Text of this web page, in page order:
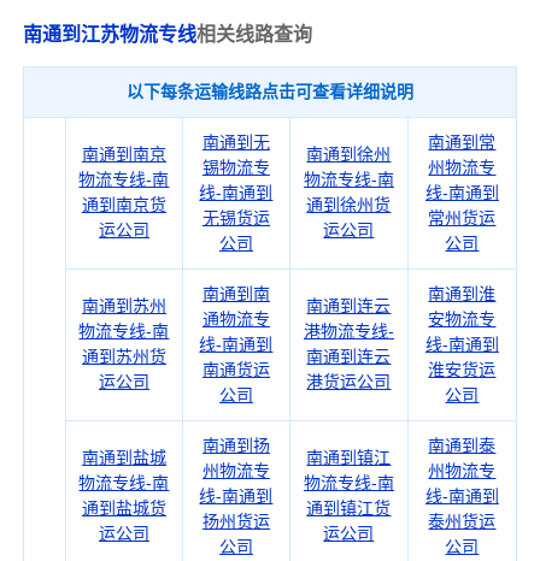
南通到江苏物流专线相关线路查询
以下每条运输线路点击可查看详细说明
南通到南京
物流专线-南
通到南京货
运公司
南通到无
锡物流专
线-南通到
无锡货运
公司
南通到徐州
物流专线-南
通到徐州货
运公司
南通到常
州物流专
线-南通到
常州货运
公司
南通到苏州
物流专线-南
通到苏州货
运公司
南通到南
通物流专
线-南通到
南通货运
公司
南通到连云
港物流专线-
南通到连云
港货运公司
南通到淮
安物流专
线-南通到
淮安货运
公司
南通到盐城
物流专线-南
通到盐城货
运公司
南通到扬
州物流专
线-南通到
扬州货运
公司
南通到镇江
物流专线-南
通到镇江货
运公司
南通到泰
州物流专
线-南通到
泰州货运
公司